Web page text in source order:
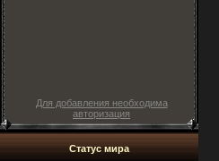
Для добавления необходима
авторизация
Статус мира